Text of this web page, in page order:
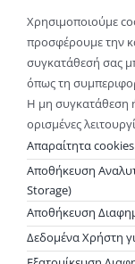
Χρησιμοποιούμε
προσφέρουμε την
συγκατάθεσή σας
όπως τη
Η μη συγκατάθεση
ορισμένες
Απαραίτητα cookies
Αποθήκευση
Storage)
Αποθήκευση
Δεδομένα Χρήστη